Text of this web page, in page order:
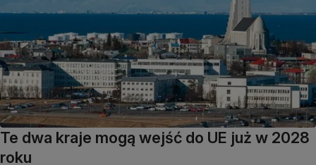
Te dwa kraje mogą wejść do UE już w 2028
roku